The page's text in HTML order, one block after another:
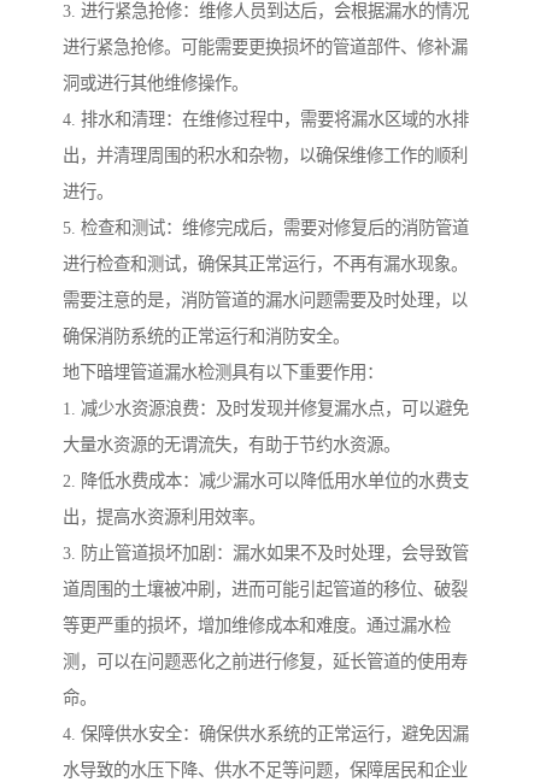
3. 进行紧急抢修：维修人员到达后，会根据漏水的情况
进行紧急抢修。可能需要更换损坏的管道部件、修补漏
洞或进行其他维修操作。
4. 排水和清理：在维修过程中，需要将漏水区域的水排
出，并清理周围的积水和杂物，以确保维修工作的顺利
进行。
5. 检查和测试：维修完成后，需要对修复后的消防管道
进行检查和测试，确保其正常运行，不再有漏水现象。
需要注意的是，消防管道的漏水问题需要及时处理，以
确保消防系统的正常运行和消防安全。
地下暗埋管道漏水检测具有以下重要作用：
1. 减少水资源浪费：及时发现并修复漏水点，可以避免
大量水资源的无谓流失，有助于节约水资源。
2. 降低水费成本：减少漏水可以降低用水单位的水费支
出，提高水资源利用效率。
3. 防止管道损坏加剧：漏水如果不及时处理，会导致管
道周围的土壤被冲刷，进而可能引起管道的移位、破裂
等更严重的损坏，增加维修成本和难度。通过漏水检
测，可以在问题恶化之前进行修复，延长管道的使用寿
命。
4. 保障供水安全：确保供水系统的正常运行，避免因漏
水导致的水压下降、供水不足等问题，保障居民和企业